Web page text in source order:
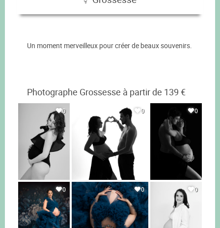
Un moment merveilleux pour créer de beaux souvenirs.
Photographe Grossesse à partir de 139 €
0 0 0
0 0 0